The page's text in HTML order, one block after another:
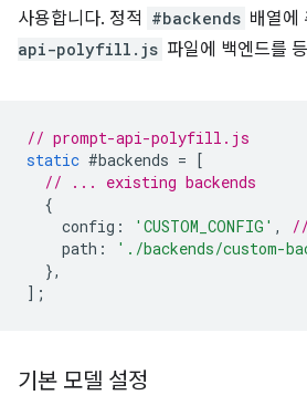
사용합니다. 정적 #backends 배열에
api-polyfill.js 파일에 백엔드를
// prompt-api-polyfill.js
static #backends = [
// ... existing backends
{
config : 'CUSTOM_CONFIG' ,
path : './backends/custom-
},
];
기본 모델 설정